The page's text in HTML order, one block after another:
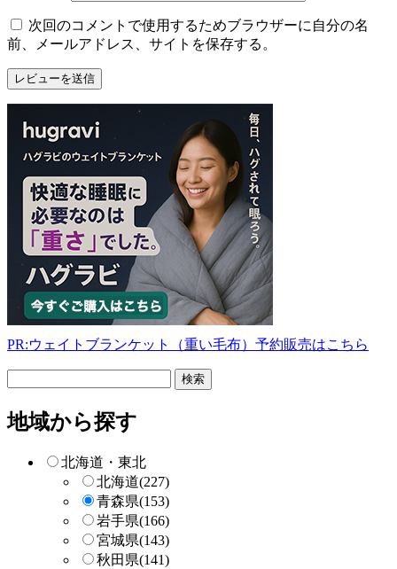
次回のコメントで使用するためブラウザーに自分の名
前、メールアドレス、サイトを保存する。
PR:ウェイトブランケット（重い毛布）予約販売はこちら
ー
検
地域から探す
北海道・東北
北海道(227)
青森県(153)
岩手県(166)
宮城県(143)
秋田県(141)